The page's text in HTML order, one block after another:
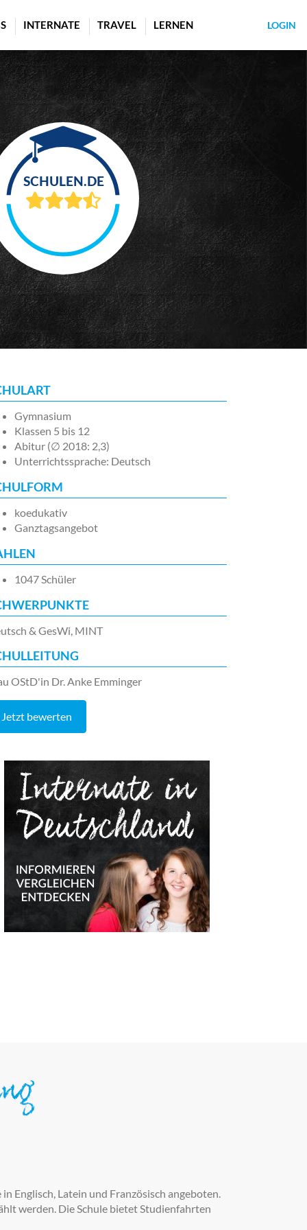
INTERNATE TRAVEL LERNEN LOGIN
Gymnasium
Klassen 5 bis 12
Abitur (∅ 2018: 2,3)
Unterrichtssprache: Deutsch
koedukativ
Ganztagsangebot
1047 Schüler
& GesWi, MINT
OStD'in Dr. Anke Emminger
Jetzt bewerten
Englisch, Latein und Französisch angeboten.
werden. Die Schule bietet Studienfahrten